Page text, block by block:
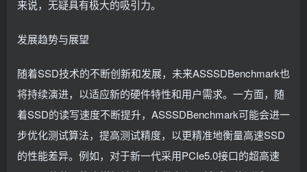
来说，无疑具有极大的吸引力。
发展趋势与展望
随着SSD技术的不断创新和发展，未来ASSSDBenchmark也
将持续演进，以适应新的硬件特性和用户需求。一方面，随
着SSD的读写速度不断提升，ASSSDBenchmark可能会进一
步优化测试算法，提高测试精度，以更精准地衡量高速SSD
的性能差异。例如，对于新一代采用PCIe5.0接口的超高速